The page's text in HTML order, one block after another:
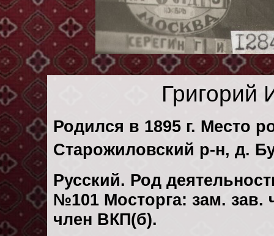
Григорий
Родился в 1895 г. Место
Старожиловский р-н, д.
Русский. Род
№101 Мосторга: зам.
член ВКП(б).